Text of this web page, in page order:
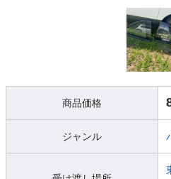
商品価格
ジャンル